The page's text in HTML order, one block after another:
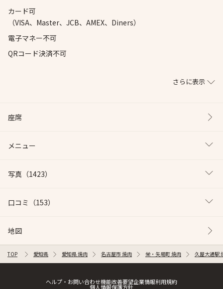
カード可
（VISA、Master、JCB、AMEX、Diners）
電子マネー不可
QRコード決済不可
さらに表示
座席
メニュー
写真 （1423）
口コミ （153）
地図
TOP 愛知県 愛知県 焼肉 名古屋市 焼肉 栄・矢場町 焼肉 久屋大通駅
ヘルプ・お問い合わせ機能改善要望企業情報利用規約
個人情報保護方針